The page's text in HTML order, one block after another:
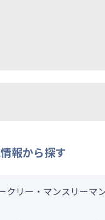
報から探す
クリー・マンスリーマ